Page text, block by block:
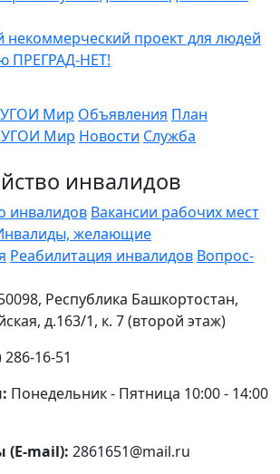
Мир Объявления План
УГОИ Мир Новости Служба
инвалидов
инвалидов Вакансии рабочих мест
желающие
Реабилитация инвалидов Вопрос-
Республика Башкортостан,
д.163/1, к. 7 (второй этаж)
286-16-51
Понедельник - Пятница 10:00 - 14:00
(E-mail): 2861651@mail.ru